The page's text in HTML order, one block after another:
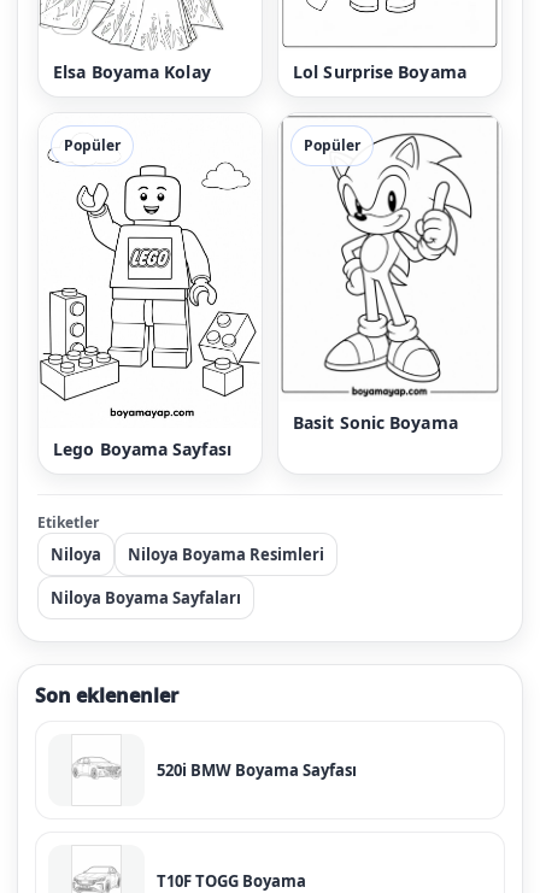
Elsa Boyama Kolay Lol Surprise Boyama
Popüler
Lego Boyama Sayfası
Popüler
Basit Sonic Boyama
Etiketler
Niloya
Niloya Boyama Resimleri
Niloya Boyama Sayfaları
Son eklenenler
520i BMW Boyama Sayfası
T10F TOGG Boyama